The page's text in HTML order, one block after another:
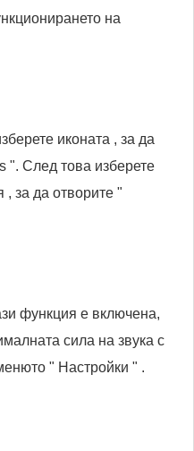
на
иконата , за да
". След това изберете
, за да отворите "
функция е включена,
сила на звука с
" Настройки " .